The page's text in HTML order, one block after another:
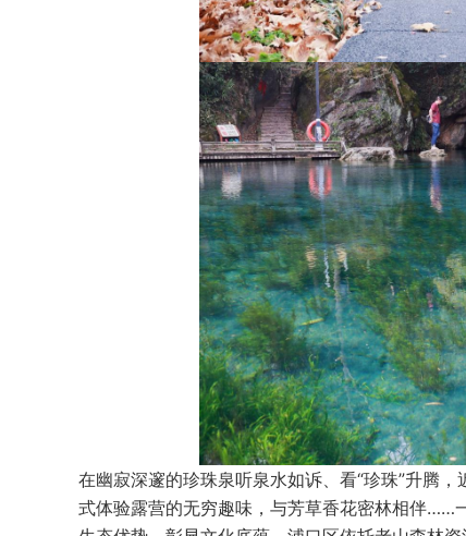
在幽寂深邃的珍珠泉听泉水如诉、看“珍珠”升腾
式体验露营的无穷趣味，与芳草香花密林相伴……